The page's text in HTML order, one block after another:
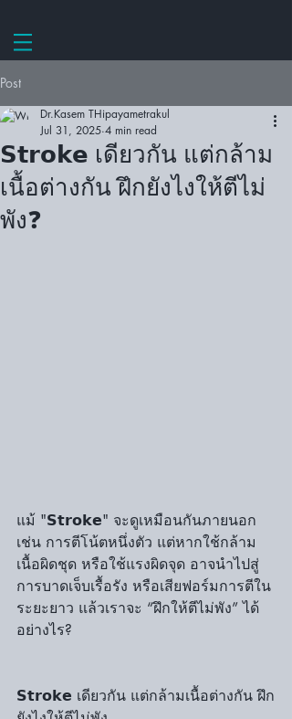
Post
𝗦𝘁𝗿𝗼𝗸𝗲 เดียวกัน แต่กล้าม
เนื้อต่างกัน ฝึกยังไงให้ตีไม่
พัง❓
Dr.Kasem THipayametrakul
Jul 31, 2025 4 min read
แม้ "𝗦𝘁𝗿𝗼𝗸𝗲" จะดูเหมือนกันภายนอก
เช่น การตีโน้ตหนึ่งตัว แต่หากใช้กล้าม
เนื้อผิดชุด หรือใช้แรงผิดจุด อาจนำไปสู่
การบาดเจ็บเรื้อรัง หรือเสียฟอร์มการตีใน
ระยะยาว แล้วเราจะ “ฝึกให้ตีไม่พัง” ได้
อย่างไร?
𝗦𝘁𝗿𝗼𝗸𝗲 เดียวกัน แต่กล้ามเนื้อต่างกัน ฝึก